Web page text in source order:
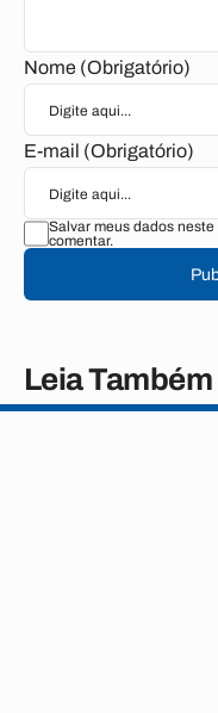
Nome (Obrigatório)
E-mail (Obrigatório)
Salvar meus dados
comentar.
Leia Também